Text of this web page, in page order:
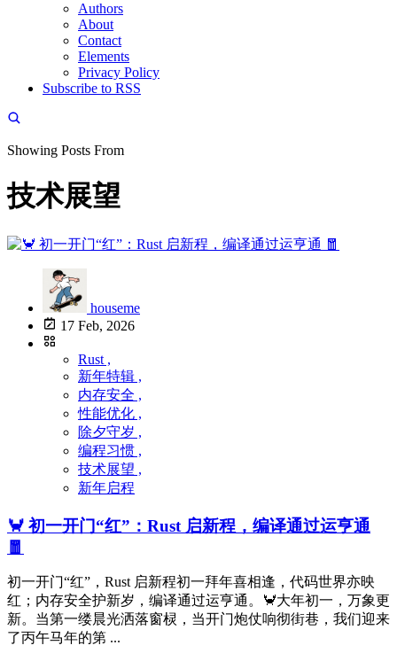
Authors
About
Contact
Elements
Privacy Policy
Subscribe to RSS
Showing Posts From
技术展望
houseme
17 Feb, 2026
Rust ,
新年特辑 ,
内存安全 ,
性能优化 ,
除夕守岁 ,
编程习惯 ,
技术展望 ,
新年启程
🦀 初一开门“红”：Rust 启新程，编译通过运亨通
🧧
初一开门“红”，Rust 启新程初一拜年喜相逢，代码世界亦映
红；内存安全护新岁，编译通过运亨通。🦀大年初一，万象更
新。当第一缕晨光洒落窗棂，当开门炮仗响彻街巷，我们迎来
了丙午马年的第 ...